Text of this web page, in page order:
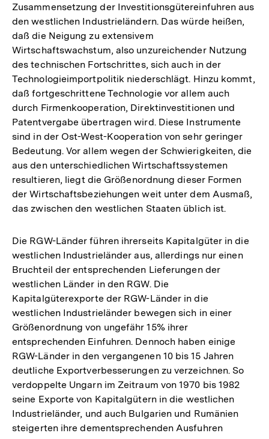
Zusammensetzung der Investitionsgütereinfuhren aus
den westlichen Industrieländern. Das würde heißen,
daß die Neigung zu extensivem
Wirtschaftswachstum, also unzureichender Nutzung
des technischen Fortschrittes, sich auch in der
Technologieimportpolitik niederschlägt. Hinzu kommt,
daß fortgeschrittene Technologie vor allem auch
durch Firmenkooperation, Direktinvestitionen und
Patentvergabe übertragen wird. Diese Instrumente
sind in der Ost-West-Kooperation von sehr geringer
Bedeutung. Vor allem wegen der Schwierigkeiten, die
aus den unterschiedlichen Wirtschaftssystemen
resultieren, liegt die Größenordnung dieser Formen
der Wirtschaftsbeziehungen weit unter dem Ausmaß,
das zwischen den westlichen Staaten üblich ist.
Die RGW-Länder führen ihrerseits Kapitalgüter in die
westlichen Industrieländer aus, allerdings nur einen
Bruchteil der entsprechenden Lieferungen der
westlichen Länder in den RGW. Die
Kapitalgüterexporte der RGW-Länder in die
westlichen Industrieländer bewegen sich in einer
Größenordnung von ungefähr 15% ihrer
entsprechenden Einfuhren. Dennoch haben einige
RGW-Länder in den vergangenen 10 bis 15 Jahren
deutliche Exportverbesserungen zu verzeichnen. So
verdoppelte Ungarn im Zeitraum von 1970 bis 1982
seine Exporte von Kapitalgütern in die westlichen
Industrieländer, und auch Bulgarien und Rumänien
steigerten ihre dementsprechenden Ausfuhren